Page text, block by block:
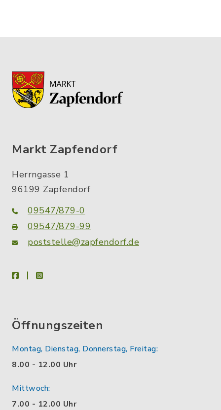
Markt Zapfendorf
Herrngasse 1
96199 Zapfendorf
09547/879-0
09547/879-99
poststelle@zapfendorf.de
facebookinstagram
Öffnungszeiten
Montag, Dienstag, Donnerstag, Freitag:
8.00 - 12.00 Uhr
Mittwoch:
7.00 - 12.00 Uhr